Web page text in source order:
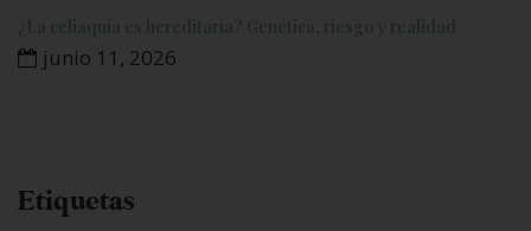
¿La celiaquía es hereditaria? Genética, riesgo y realidad
junio 11, 2026
Etiquetas